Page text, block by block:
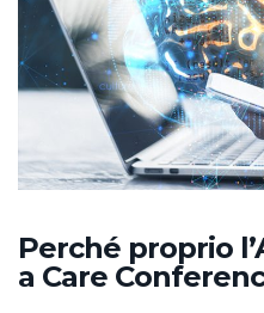
Perché proprio
a Care